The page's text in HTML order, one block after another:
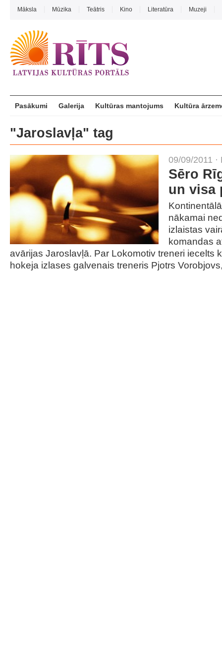
Māksla Mūzika Teātris Kino Literatūra Muzeji
Pasākumi Galerija Kultūras mantojums Kultūra
"Jaroslavļa" tag
09/09/2011 ·
Sēro
un visa
nākamai
izlaistas
komandas
avārijas Jaroslavļā. Par Lokomotiv treneri iecelts
hokeja izlases galvenais treneris Pjotrs